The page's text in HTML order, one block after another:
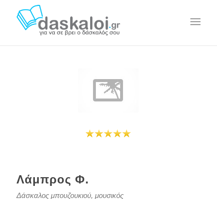
Λάμπρος Φ.
Δάσκαλος μπουζουκιού, μουσικός